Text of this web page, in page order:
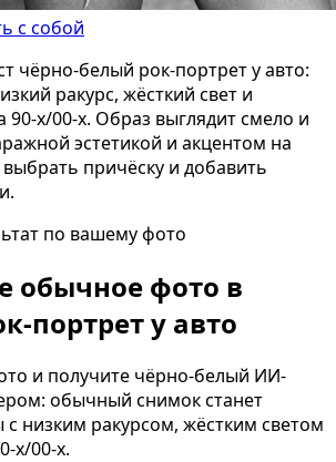
с собой
чёрно-белый рок-портрет у авто:
ракурс, жёсткий свет и
90-х/00-х. Образ выглядит смело и
эстетикой и акцентом на
причёску и добавить
по вашему фото
обычное фото в
портрет у авто
и получите чёрно-белый ИИ-
обычный снимок станет
низким ракурсом, жёстким светом
х/00-х.